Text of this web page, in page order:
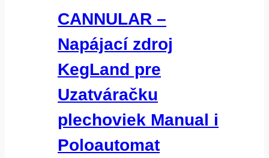
CANNULAR –
Napájací zdroj
KegLand pre
Uzatváračku
plechoviek Manual i
Poloautomat